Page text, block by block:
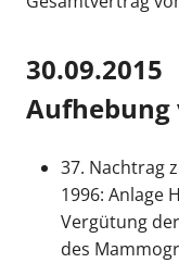
30.09.2015
Aufhebung
37. Nachtrag
1996: Anlage
Vergütung
des